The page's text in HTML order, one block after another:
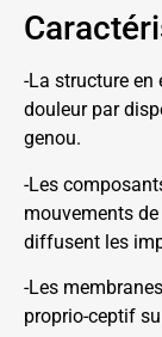
-La structure en
douleur par
genou.
-Les
mouvements
diffusent les
-Les
proprio-ceptif